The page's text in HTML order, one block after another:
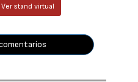
Ver stand virtual